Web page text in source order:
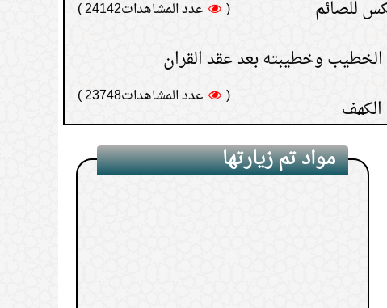
الخطيب وخطيبته بعد عقد القران
( عدد المشاهدات23748 )
( عدد المشاهدات18596 )
مواد تم زيارتها